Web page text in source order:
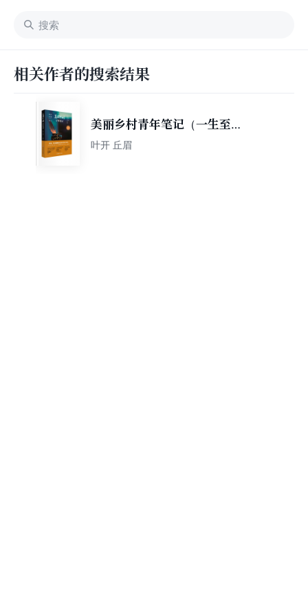
相关作者的搜索结果
美丽乡村青年笔记（一生至美
书系）
叶开 丘眉